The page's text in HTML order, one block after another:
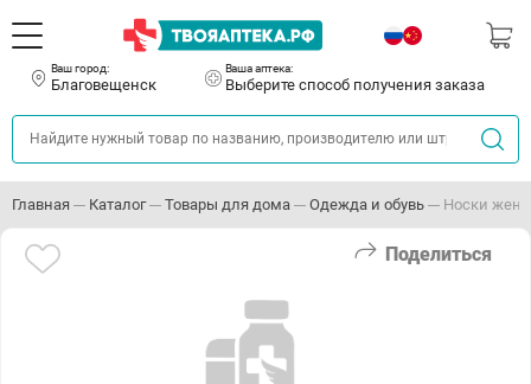
Ваш город:
Благовещенск
Ваша аптека:
Выберите способ получения заказа
Главная Каталог Товары для дома Одежда и обувь Носки
Поделиться